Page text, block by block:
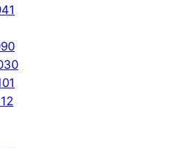
1
0
0
1
2